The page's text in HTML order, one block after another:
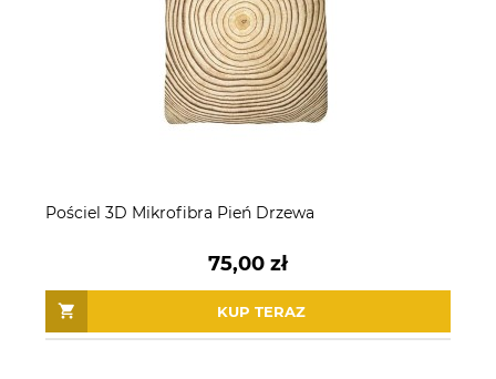
Pościel 3D Mikrofibra Pień Drzewa
75,00 zł
KUP TERAZ